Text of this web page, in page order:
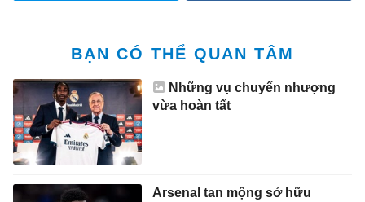
BẠN CÓ THỂ QUAN TÂM
Những vụ chuyển nhượng
vừa hoàn tất
Arsenal tan mộng sở hữu